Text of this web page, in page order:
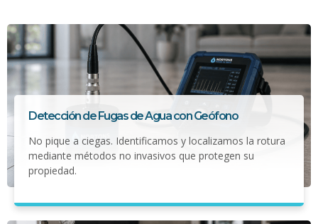
Detección de Fugas de Agua con Geófono
No pique a ciegas. Identificamos y localizamos la rotura
mediante métodos no invasivos que protegen su
propiedad.